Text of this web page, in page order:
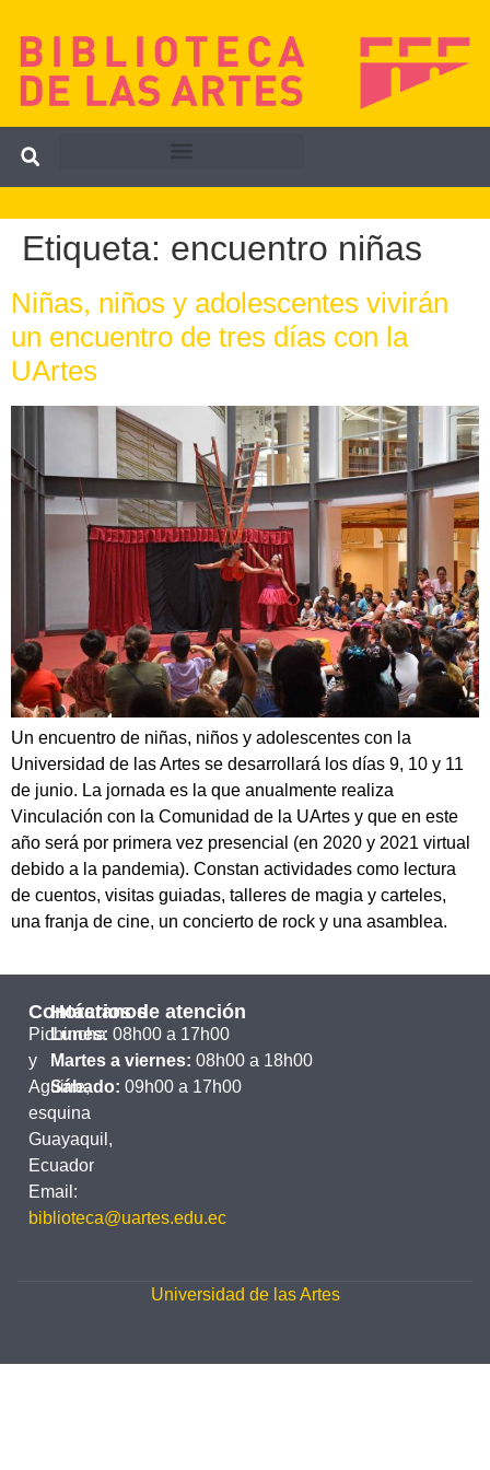
Etiqueta: encuentro niñas
Niñas, niños y adolescentes vivirán
un encuentro de tres días con la
UArtes
Un encuentro de niñas, niños y adolescentes con la
Universidad de las Artes se desarrollará los días 9, 10 y 11
de junio. La jornada es la que anualmente realiza
Vinculación con la Comunidad de la UArtes y que en este
año será por primera vez presencial (en 2020 y 2021 virtual
debido a la pandemia). Constan actividades como lectura
de cuentos, visitas guiadas, talleres de magia y carteles,
una franja de cine, un concierto de rock y una asamblea.
Contáctanos
Pichincha
y
Aguirre,
esquina
Guayaquil,
Ecuador
Email:
biblioteca@uartes.edu.ec
Horarios de atención
Lunes: 08h00 a 17h00
Martes a viernes: 08h00 a 18h00
Sábado: 09h00 a 17h00
Universidad de las Artes